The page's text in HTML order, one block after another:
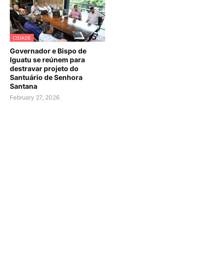
CIDADE
Governador e Bispo de
Iguatu se reúnem para
destravar projeto do
Santuário de Senhora
Santana
February 27, 2026